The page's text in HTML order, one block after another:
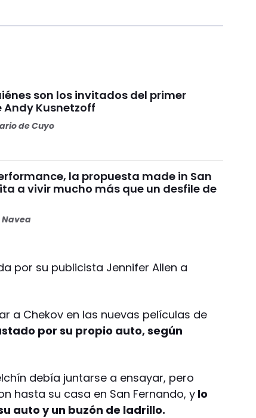
son los invitados del primer
Kusnetzoff
de Cuyo
la propuesta made in San
a vivir mucho más que un desfile de
Navea
por su publicista Jennifer Allen a
a Chekov en las nuevas películas de
por su propio auto, según
debía juntarse a ensayar, pero
hasta su casa en San Fernando, y lo
auto y un buzón de ladrillo.